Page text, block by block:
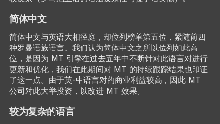
简体中文
简体中文与英语大相径庭，却位列榜单第五位，紧随前四
种罗曼语族语言。我们认为简体中文之所以位列如此高
位，是因为 MT 引擎在过去五年中不断针对此语言对进行
更新和优化，我们在此期间对 MT 的持续跟踪结果也印证
了这一点。由于英-中语言对的商业利益较高，因此 MT
公司对此大举投资，以改进 MT 效果。
较为复杂的语言